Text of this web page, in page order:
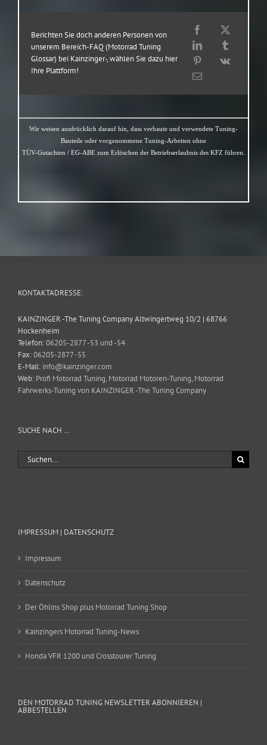
Berichten Sie doch anderen Personen von
unserem Bereich-FAQ (Motorrad Tuning
Glossar) bei Kainzinger-, wählen Sie dazu hier
Ihre Plattform!
Wir weisen ausdrücklich darauf hin, dass verbaute und verwendete Tuning-
Bauteile oder vorgenommene Tuning-Arbeiten ohne
TÜV-Gutachten / EG-ABE zum Erlöschen der Betriebserlaubnis des KFZ führen.
KONTAKTADRESSE:
KAINZINGER -The Tuning Company Altwingertweg 10/2 | 68766
Hockenheim
Telefon:06205-2877 -53 und -54
Fax:06205-2877 -55
E-Mail: info@kainzinger.com
Web: Profi Motorrad Tuning, Motorrad Motoren-Tuning, Motorrad
Fahrwerks-Tuning von KAINZINGER -The Tuning Company
SUCHE NACH …
Suche
nach:
IMPRESSUM | DATENSCHUTZ
Impressum
Datenschutz
Der Öhlins Shop plus Motorrad Tuning Shop
Kainzingers Motorrad Tuning-News
Honda VFR 1200 und Crosstourer Tuning
DEN MOTORRAD TUNING NEWSLETTER ABONNIEREN |
ABBESTELLEN